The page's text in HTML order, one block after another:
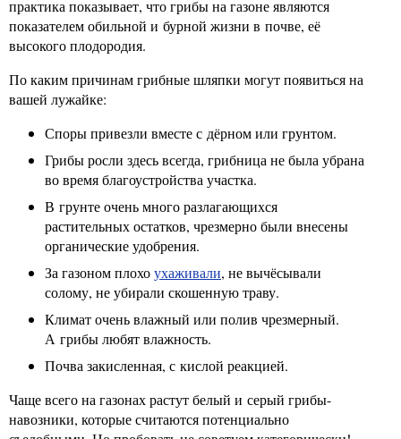
практика показывает, что грибы на газоне являются
показателем обильной и бурной жизни в почве, её
высокого плодородия.
По каким причинам грибные шляпки могут появиться на
вашей лужайке:
Споры привезли вместе с дёрном или грунтом.
Грибы росли здесь всегда, грибница не была убрана
во время благоустройства участка.
В грунте очень много разлагающихся
растительных остатков, чрезмерно были внесены
органические удобрения.
За газоном плохоухаживали, не вычёсывали
солому, не убирали скошенную траву.
Климат очень влажный или полив чрезмерный.
А грибы любят влажность.
Почва закисленная, с кислой реакцией.
Чаще всего на газонах растут белый и серый грибы-
навозники, которые считаются потенциально